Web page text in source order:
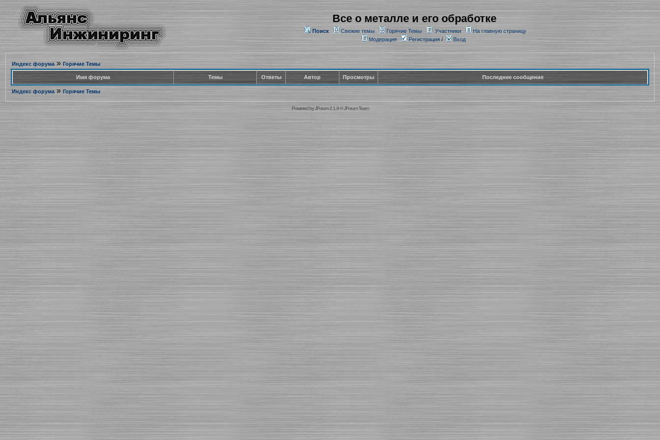
Все о металле и его обработке
Поиск Свежие темы Горячие Темы Участники
На главную страницу
Модерация
Регистрация/ Вход
Индекс форума» Горячие Темы
Имя форума Темы Ответы Автор Просмотры Последнее сообщение
Индекс форума» Горячие Темы
Powered byJForum 2.1.9©JForum Team